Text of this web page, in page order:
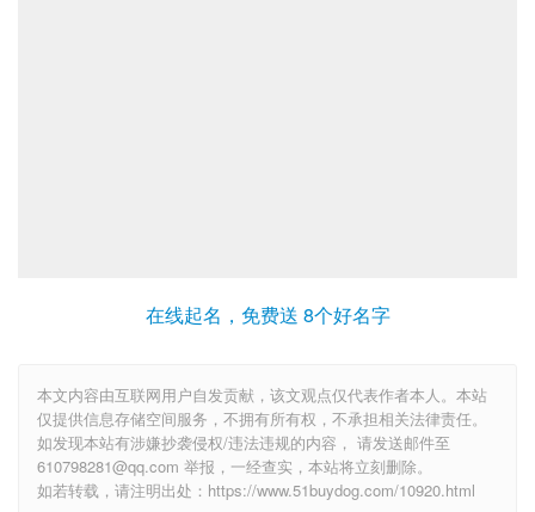
在线起名，免费送 8个好名字
本文内容由互联网用户自发贡献，该文观点仅代表作者本人。本站
仅提供信息存储空间服务，不拥有所有权，不承担相关法律责任。
如发现本站有涉嫌抄袭侵权/违法违规的内容， 请发送邮件至
610798281@qq.com 举报，一经查实，本站将立刻删除。
如若转载，请注明出处：https://www.51buydog.com/10920.html